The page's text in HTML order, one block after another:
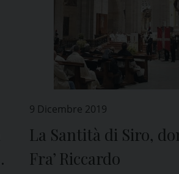
9 Dicembre 2019
La Santità di Siro,
Fra’ Riccardo